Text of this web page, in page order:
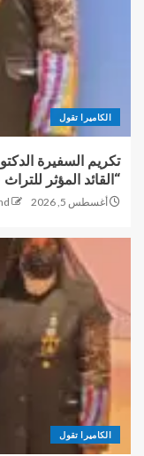
الكاميرا تقول
تكريم السفيرة
“القائد المؤثر للتراث
أغسطس 5, 2026
الكاميرا تقول